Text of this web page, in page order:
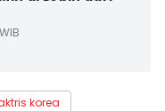
korea